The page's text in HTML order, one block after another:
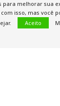
para melhorar sua
isso, mas você
Aceito